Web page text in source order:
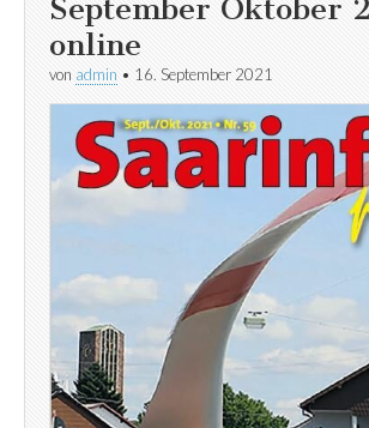
September Oktober
online
von admin • 16. September 2021